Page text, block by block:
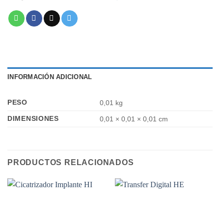
INFORMACIÓN ADICIONAL
PESO
0,01 kg
DIMENSIONES
0,01 × 0,01 × 0,01 cm
PRODUCTOS RELACIONADOS